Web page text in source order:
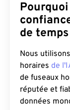
de
Nous
horaires de
de fuseaux
réputée et
données